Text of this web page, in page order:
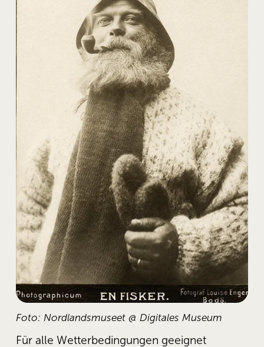
Foto: Nordlandsmuseet @ Digitales Museum
Für alle Wetterbedingungen geeignet